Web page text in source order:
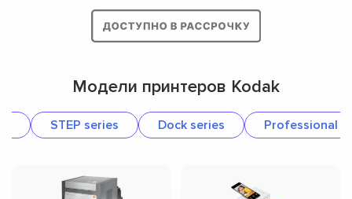
Модели принтеров Kodak
STEP series Dock series Professional